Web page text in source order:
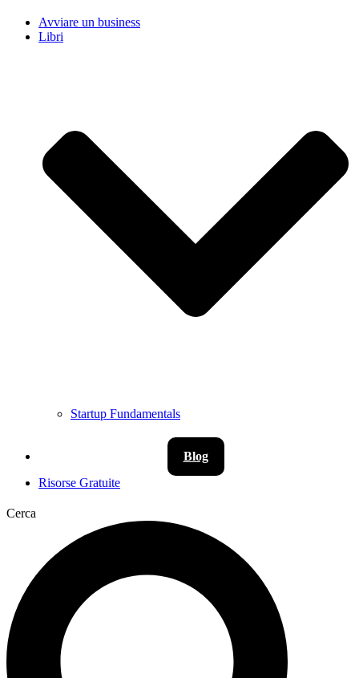
Avviare un business
Libri
Startup Fundamentals
Blog
Risorse Gratuite
Cerca